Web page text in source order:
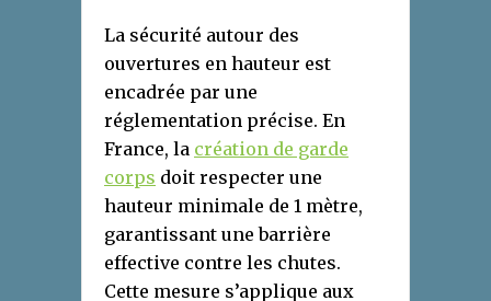
La sécurité autour des
ouvertures en hauteur est
encadrée par une
réglementation précise. En
France, la création de garde
corps doit respecter une
hauteur minimale de 1 mètre,
garantissant une barrière
effective contre les chutes.
Cette mesure s’applique aux